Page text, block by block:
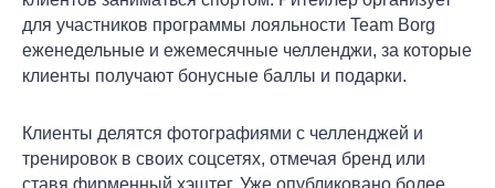
для участников программы лояльности Team Borg
еженедельные и ежемесячные челленджи, за которые
клиенты получают бонусные баллы и подарки.
Клиенты делятся фотографиями с челленджей и
тренировок в своих соцсетях, отмечая бренд или
ставя фирменный хэштег. Уже опубликовано более